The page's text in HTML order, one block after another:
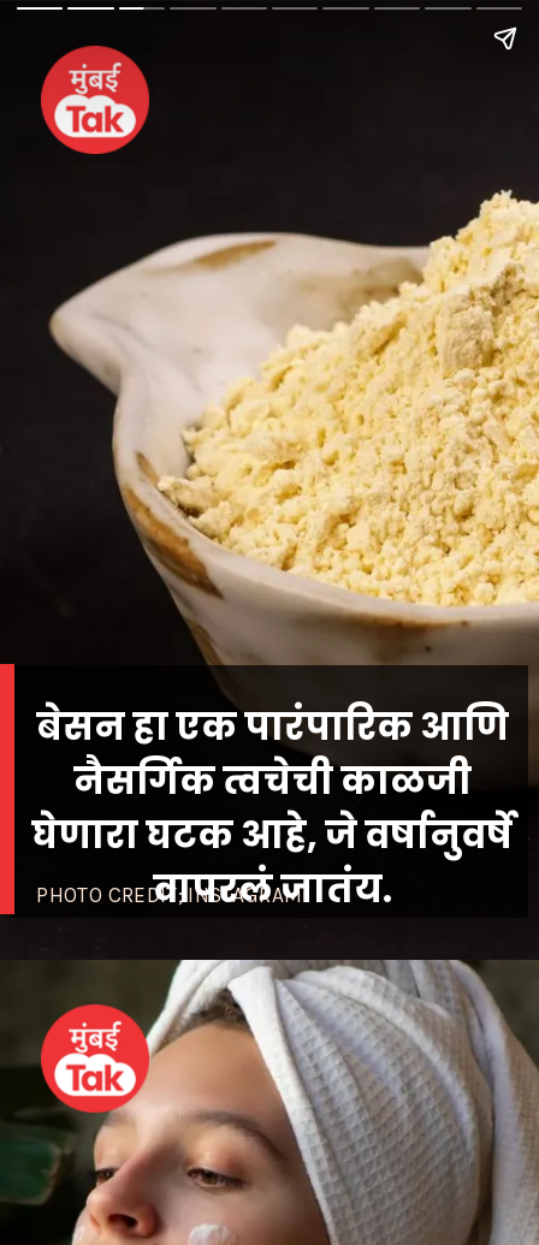
PHOTO CREDIT; INSTAGRAM
बेसन हा एक पारंपारिक आणि
नैसर्गिक त्वचेची काळजी
घेणारा घटक आहे, जे वर्षानुवर्षे